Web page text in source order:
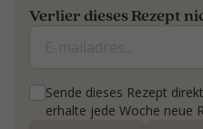
Verlier dieses Rezept
Sende dieses Rezept
erhalte jede Woche neue